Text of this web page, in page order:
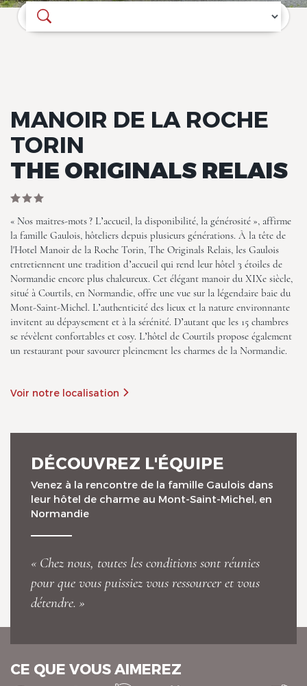
Où souhaitez-vous séjourner ?
MANOIR DE LA ROCHE
TORIN
THE ORIGINALS RELAIS
« Nos maitres-mots ? L’accueil, la disponibilité, la générosité », affirme
la famille Gaulois, hôteliers depuis plusieurs générations. À la tête de
l'Hotel Manoir de la Roche Torin, The Originals Relais, les Gaulois
entretiennent une tradition d’accueil qui rend leur hôtel 3 étoiles de
Normandie encore plus chaleureux. Cet élégant manoir du XIXe siècle,
situé à Courtils, en Normandie, offre une vue sur la légendaire baie du
Mont-Saint-Michel. L’authenticité des lieux et la nature environnante
invitent au dépaysement et à la sérénité. D’autant que les 15 chambres
se révèlent confortables et cosy. L’hôtel de Courtils propose également
un restaurant pour savourer pleinement les charmes de la Normandie.
Voir notre localisation
DÉCOUVREZ L'ÉQUIPE
Venez à la rencontre de la famille Gaulois dans
leur hôtel de charme au Mont-Saint-Michel, en
Normandie
« Chez nous, toutes les conditions sont réunies
pour que vous puissiez vous ressourcer et vous
détendre. »
CE QUE VOUS AIMEREZ
Originals Relais
Manoir de la Roche Torin, The
Originals Relais
Manoir de la Roche Torin, The
Originals Relais